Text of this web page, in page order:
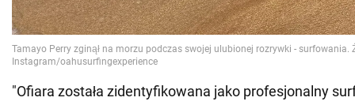
"Ofiara została zidentyfikowana jako profesjonalny